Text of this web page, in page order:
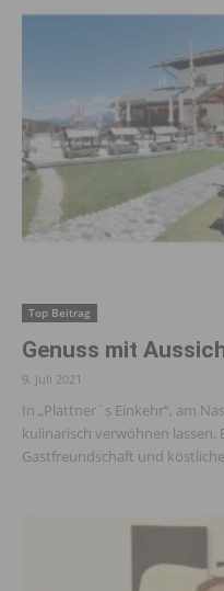
Top Beitrag
Genuss mit
9. Juli 2021
In „Plattner´s Einkehr“, am
kulinarisch verwöhnen lassen.
Gastfreundschaft und